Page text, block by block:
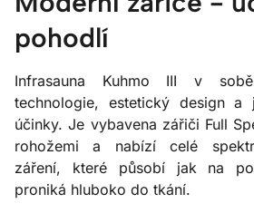
pohodlí
Infrasauna Kuhmo III v
technologie, estetický design a
účinky. Je vybavena zářiči Full
rohožemi a nabízí celé
záření, které působí jak na
proniká hluboko do tkání.